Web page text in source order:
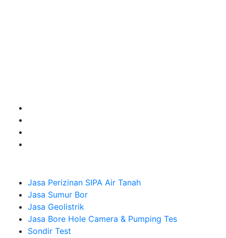
Jasa Perizinan SIPA Air Tanah
Jasa Sumur Bor
Jasa Geolistrik
Jasa Bore Hole Camera & Pumping Tes
Sondir Test